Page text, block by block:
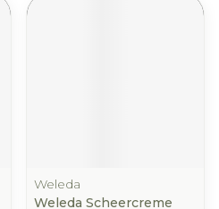
Weleda
Weleda Scheercreme